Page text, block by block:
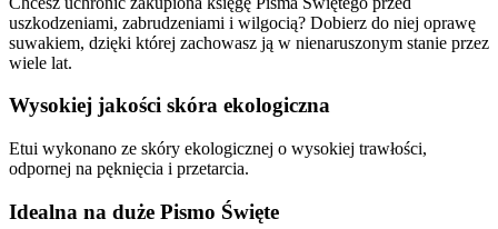
uszkodzeniami, zabrudzeniami i wilgocią? Dobierz do niej oprawę
suwakiem, dzięki której zachowasz ją w nienaruszonym stanie przez
wiele lat.
Wysokiej jakości skóra ekologiczna
Etui wykonano ze skóry ekologicznej o wysokiej trawłości,
odpornej na pęknięcia i przetarcia.
Idealna na duże Pismo Święte